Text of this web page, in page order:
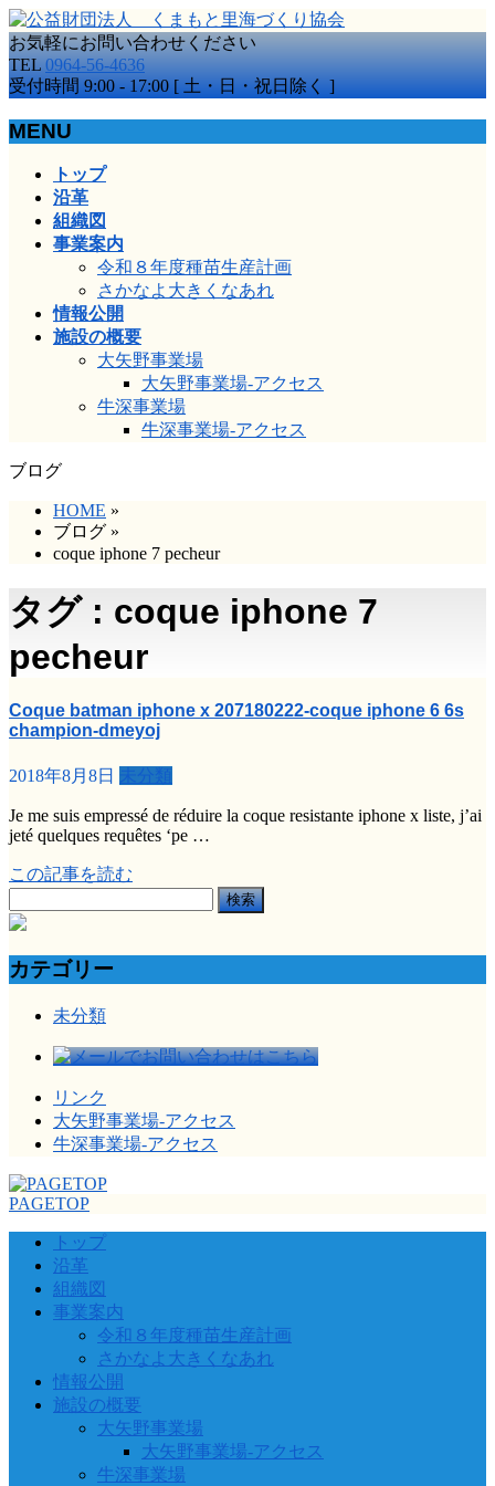
お気軽にお問い合わせください
TEL 0964-56-4636
受付時間 9:00 - 17:00 [ 土・日・祝日除く ]
MENU
トップ
沿革
組織図
事業案内
令和８年度種苗生産計画
さかなよ大きくなあれ
情報公開
施設の概要
大矢野事業場
大矢野事業場-アクセス
牛深事業場
牛深事業場-アクセス
ブログ
HOME »
ブログ »
coque iphone 7 pecheur
タグ : coque iphone 7
pecheur
Coque batman iphone x 207180222-coque iphone 6 6s
champion-dmeyoj
2018年8月8日 未分類
Je me suis empressé de réduire la coque resistante iphone x liste, j’ai
jeté quelques requêtes ‘pe …
この記事を読む
索:
カテゴリー
未分類
リンク
大矢野事業場-アクセス
牛深事業場-アクセス
PAGETOP
トップ
沿革
組織図
事業案内
令和８年度種苗生産計画
さかなよ大きくなあれ
情報公開
施設の概要
大矢野事業場
大矢野事業場-アクセス
牛深事業場